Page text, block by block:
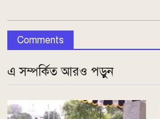
Comments
এ সম্পর্কিত আরও পড়ুন